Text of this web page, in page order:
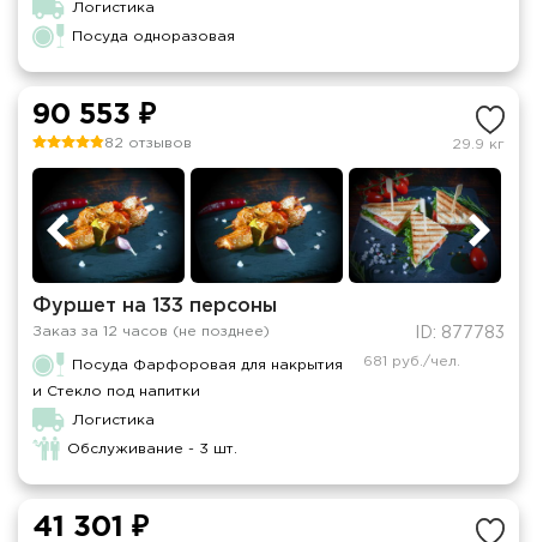
Логистика
Посуда одноразовая
90 553 ₽
82 отзывов 29.9 кг
Фуршет на 133 персоны
Заказ за 12 часов (не позднее) ID: 877783
Посуда Фарфоровая для накрытия
и Стекло под напитки
Логистика
Обслуживание - 3 шт.
681 руб./чел.
41 301 ₽